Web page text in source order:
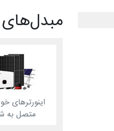
مبدل‌های
اینورترهای
متصل به